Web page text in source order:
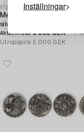
Inställningar
1723317
Medaljer 5 st,
silver, 1900-talets slut.
Aktuellt bud6 050 SEK
7
Utropspris 5 000 SEK